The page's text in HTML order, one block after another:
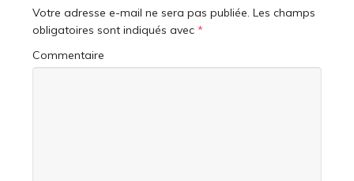
Votre adresse e-mail ne sera pas publiée. Les champs
obligatoires sont indiqués avec *
Commentaire